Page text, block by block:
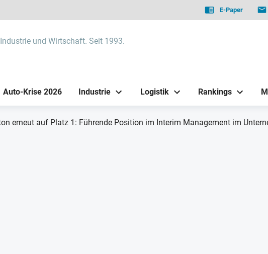
E-Paper
und Wirtschaft. Seit 1993.
Auto-Krise 2026 Industrie Logistik Rankings
erneut auf Platz 1: Führende Position im Interim Management im